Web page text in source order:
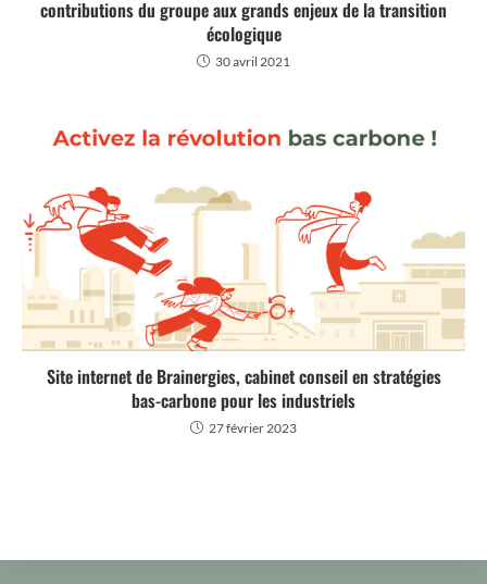
contributions du groupe aux grands enjeux de la transition
écologique
30 avril 2021
Site internet de Brainergies, cabinet conseil en stratégies
bas-carbone pour les industriels
27 février 2023